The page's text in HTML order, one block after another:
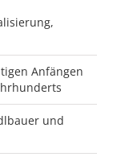
Anfängen
und